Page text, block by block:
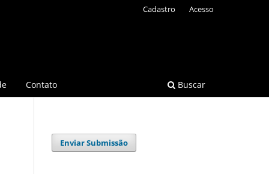
Contato Buscar
Cadastro Acesso
Enviar Submissão